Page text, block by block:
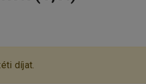
díjat.